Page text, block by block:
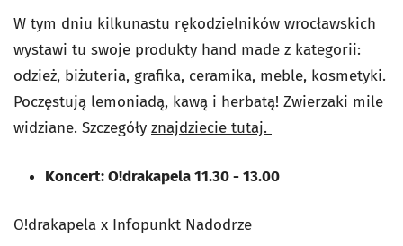
W tym dniu kilkunastu rękodzielników wrocławskich
wystawi tu swoje produkty hand made z kategorii:
odzież, biżuteria, grafika, ceramika, meble, kosmetyki.
Poczęstują lemoniadą, kawą i herbatą! Zwierzaki mile
widziane. Szczegóły znajdziecie tutaj.
Koncert: O!drakapela 11.30 - 13.00
O!drakapela x Infopunkt Nadodrze